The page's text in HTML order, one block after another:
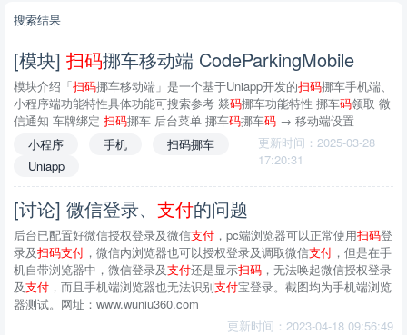
搜索结果
[模块] 扫码挪车移动端 CodeParkingMobile
模块介绍「扫码挪车移动端」是一个基于Uniapp开发的扫码挪车手机端、
小程序端功能特性具体功能可搜索参考 燚码挪车功能特性 挪车码领取 微
信通知 车牌绑定 扫码挪车 后台菜单 挪车码挪车码 → 移动端设置
小程序
手机
扫码挪车
Uniapp
更新时间：2025-03-28
17:20:31
[讨论] 微信登录、 支付的问题
后台已配置好微信授权登录及微信支付 ，pc端浏览器可以正常使用扫码登
录及扫码支付 ，微信内浏览器也可以授权登录及调取微信支付 ，但是在手
机自带浏览器中，微信登录及支付还是显示扫码 ，无法唤起微信授权登录
及支付 ，而且手机端浏览器也无法识别支付宝登录。截图均为手机端浏览
器测试。网址：www.wuniu360.com
更新时间：2023-04-18 09:56:49